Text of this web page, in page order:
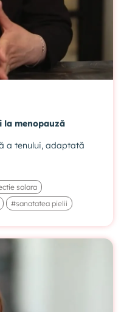
la menopauză
a tenului, adaptată
solara
#sanatatea pielii